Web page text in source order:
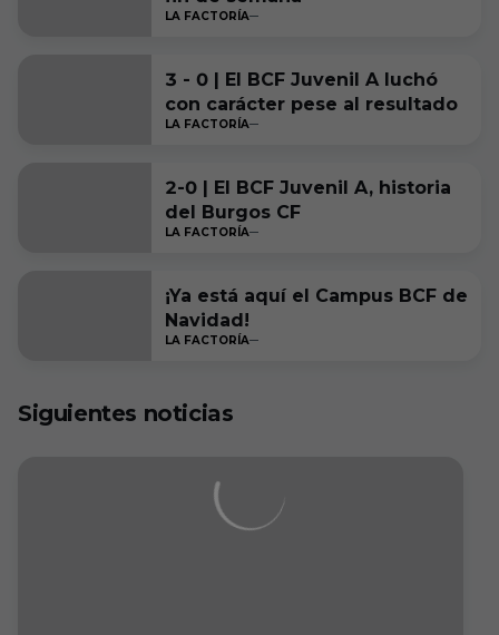
LA FACTORÍA
3 - 0 | El BCF Juvenil A luchó
con carácter pese al resultado
LA FACTORÍA
2-0 | El BCF Juvenil A, historia
del Burgos CF
LA FACTORÍA
¡Ya está aquí el Campus BCF de
Navidad!
LA FACTORÍA
Siguientes noticias